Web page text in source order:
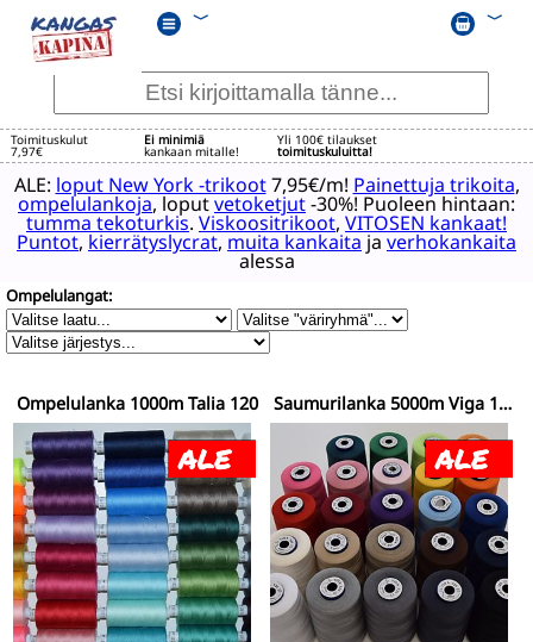
﹀ ﹀
Toimituskulut
7,97€
Ei minimiä
kankaan mitalle!
Yli 100€ tilaukset
toimituskuluitta!
ALE: loput New York -trikoot7,95€/m! Painettuja trikoita,
ompelulankoja, loputvetoketjut-30%! Puoleen hintaan:
tumma tekoturkis. Viskoositrikoot, VITOSEN kankaat!
Puntot,kierrätyslycrat,muita kankaitajaverhokankaita
alessa
Ompelulangat:
Ompelulanka 1000m Talia 120 Saumurilanka 5000m Viga 120